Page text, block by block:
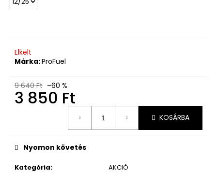
Elkelt
Márka:ProFuel
9 640 Ft –60 %
3 850 Ft
KOSÁRBA
Kategória: AKCIÓ
Nyomon követés